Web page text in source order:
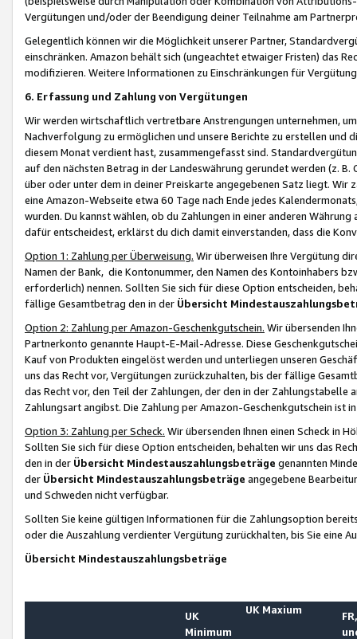
Vergütungen und/oder der Beendigung deiner Teilnahme am
Gelegentlich können wir die Möglichkeit unserer Partner,
einschränken. Amazon behält sich (ungeachtet etwaiger Fristen) das
modifizieren. Weitere Informationen zu Einschränkungen für
6. Erfassung und Zahlung von Vergütungen
Wir werden wirtschaftlich vertretbare Anstrengungen unternehmen,
Nachverfolgung zu ermöglichen und unsere Berichte zu erstellen und
diesem Monat verdient hast, zusammengefasst sind.
auf den nächsten Betrag in der Landeswährung gerundet werden (z.
über oder unter dem in deiner Preiskarte angegebenen Satz liegt.
eine Amazon-Webseite etwa 60 Tage nach Ende jedes
wurden. Du kannst wählen, ob du Zahlungen in einer anderen
dafür entscheidest, erklärst du dich damit einverstanden, dass die
Option 1: Zahlung per Überweisung. Wir überweisen Ihre Vergütung
Namen der Bank, die Kontonummer, den Namen des Kontoinhabers
erforderlich) nennen. Sollten Sie sich für diese Option entscheiden,
fällige Gesamtbetrag den in der Übersicht
Option 2: Zahlung per Amazon-Geschenkgutschein. Wir übersenden
Partnerkonto genannte Haupt-E-Mail-Adresse. Diese
Kauf von Produkten eingelöst werden und unterliegen unseren
uns das Recht vor, Vergütungen zurückzuhalten, bis der fällige
das Recht vor, den Teil der Zahlungen, der den in der
Zahlungsart angibst. Die Zahlung per Amazon-Geschenkgutschein ist
Option 3: Zahlung per Scheck. Wir übersenden Ihnen einen Scheck in
Sollten Sie sich für diese Option entscheiden, behalten wir uns das
den in der Übersicht Mindestauszahlungsbeträge genannten
der Übersicht Mindestauszahlungsbeträge angegebene
und Schweden nicht verfügbar.
Sollten Sie keine gültigen Informationen für die Zahlungsoption
oder die Auszahlung verdienter Vergütung zurückhalten, bis Sie
Übersicht Mindestauszahlungsbeträge
UK
Minimum
UK Maxium